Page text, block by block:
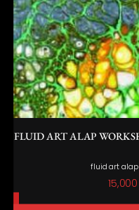
FLUID ART ALAP
fluid art
15,000